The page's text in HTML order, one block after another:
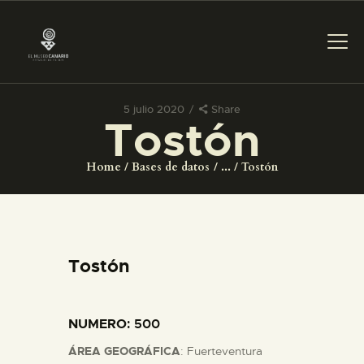
5 julio 2020 Share
Tostón
Home Bases de datos ... Tostón
PREPARAR LA VISITA
COLECCIONES
Tostón
NUMERO: 500
ÁREA GEOGRÁFICA: Fuerteventura